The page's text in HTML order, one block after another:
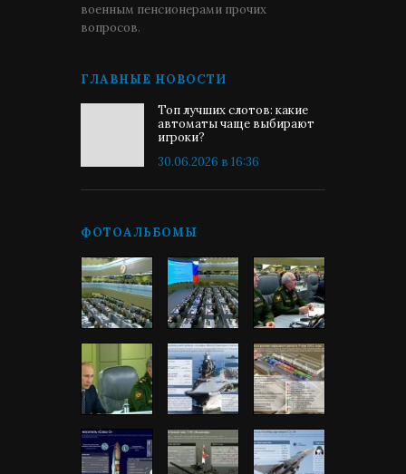
военным пенсионерами прочих
вопросов.
ГЛАВНЫЕ НОВОСТИ
Топ лучших слотов: какие
автоматы чаще выбирают
игроки?
30.06.2026 в 16:36
ФОТОАЛЬБОМЫ